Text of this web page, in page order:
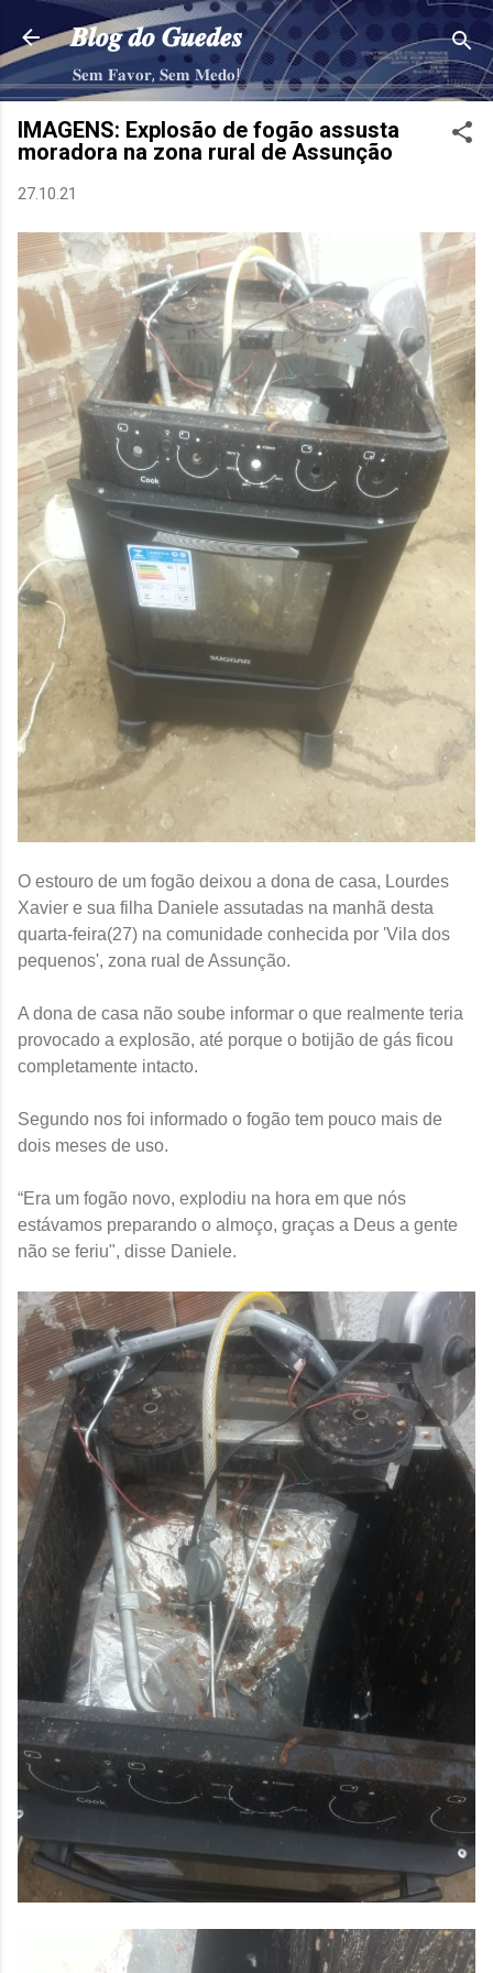
Pular para o conteúdo principal
𝑩𝒍𝒐𝒈 𝒅𝒐 𝑮𝒖𝒆𝒅𝒆𝒔
𝐒𝐞𝐦 𝐅𝐚𝐯𝐨𝐫, 𝐒𝐞𝐦 𝐌𝐞𝐝𝐨!
IMAGENS: Explosão de fogão assusta
moradora na zona rural de Assunção
27.10.21
O estouro de um fogão deixou a dona de casa, Lourdes
Xavier e sua filha Daniele assutadas na manhã desta
quarta-feira(27) na comunidade conhecida por 'Vila dos
pequenos', zona rual de Assunção.
A dona de casa não soube informar o que realmente teria
provocado a explosão, até porque o botijão de gás ficou
completamente intacto.
Segundo nos foi informado o fogão tem pouco mais de
dois meses de uso.
“Era um fogão novo, explodiu na hora em que nós
estávamos preparando o almoço, graças a Deus a gente
não se feriu", disse Daniele.